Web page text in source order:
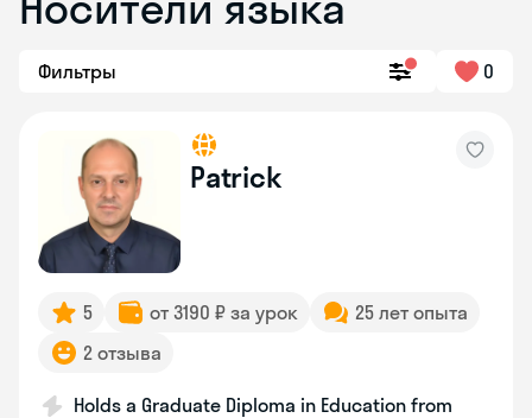
Фильтры 0
Patrick
5 от 3190 ₽ за урок
25 лет опыта
2 отзыва
Holds a Graduate Diploma in Education from